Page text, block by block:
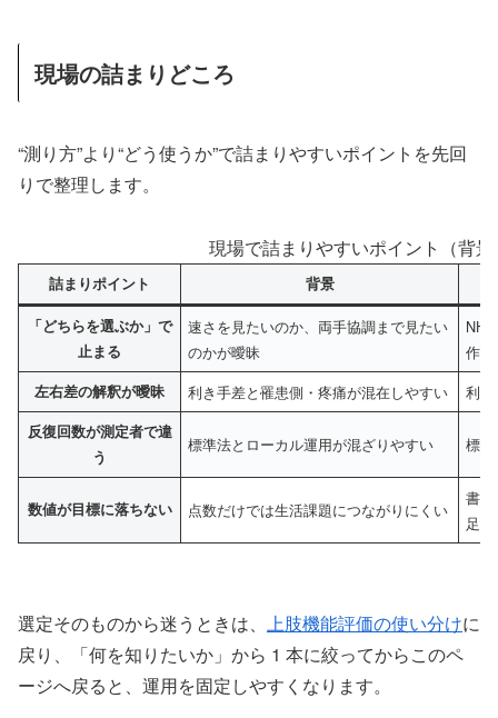
現場の詰まりどころ
“測り方”より“どう使うか”で詰まりやすいポイントを先回
りで整理します。
現場で詰まりやすいポイント（背
詰まりポイント 背景
「どちらを選ぶか」で
止まる
速さを見たいのか、両手協調まで見たい
のかが曖昧
作
左右差の解釈が曖昧 利き手差と罹患側・疼痛が混在しやすい 利
反復回数が測定者で違
う
標準法とローカル運用が混ざりやすい 標
数値が目標に落ちない 点数だけでは生活課題につながりにくい
書
足
選定そのものから迷うときは、 上肢機能評価の使い分けに
戻り、「何を知りたいか」から 1 本に絞ってからこのペ
ージへ戻ると、運用を固定しやすくなります。